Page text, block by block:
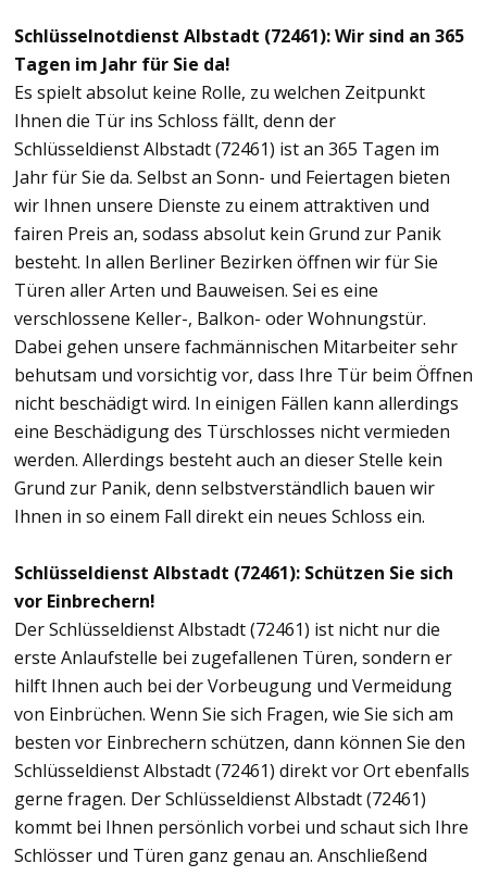
Schlüsselnotdienst Albstadt (72461): Wir sind an 365
Tagen im Jahr für Sie da!
Es spielt absolut keine Rolle, zu welchen Zeitpunkt
Ihnen die Tür ins Schloss fällt, denn der
Schlüsseldienst Albstadt (72461) ist an 365 Tagen im
Jahr für Sie da. Selbst an Sonn- und Feiertagen bieten
wir Ihnen unsere Dienste zu einem attraktiven und
fairen Preis an, sodass absolut kein Grund zur Panik
besteht. In allen Berliner Bezirken öffnen wir für Sie
Türen aller Arten und Bauweisen. Sei es eine
verschlossene Keller-, Balkon- oder Wohnungstür.
Dabei gehen unsere fachmännischen Mitarbeiter sehr
behutsam und vorsichtig vor, dass Ihre Tür beim Öffnen
nicht beschädigt wird. In einigen Fällen kann allerdings
eine Beschädigung des Türschlosses nicht vermieden
werden. Allerdings besteht auch an dieser Stelle kein
Grund zur Panik, denn selbstverständlich bauen wir
Ihnen in so einem Fall direkt ein neues Schloss ein.
Schlüsseldienst Albstadt (72461): Schützen Sie sich
vor Einbrechern!
Der Schlüsseldienst Albstadt (72461) ist nicht nur die
erste Anlaufstelle bei zugefallenen Türen, sondern er
hilft Ihnen auch bei der Vorbeugung und Vermeidung
von Einbrüchen. Wenn Sie sich Fragen, wie Sie sich am
besten vor Einbrechern schützen, dann können Sie den
Schlüsseldienst Albstadt (72461) direkt vor Ort ebenfalls
gerne fragen. Der Schlüsseldienst Albstadt (72461)
kommt bei Ihnen persönlich vorbei und schaut sich Ihre
Schlösser und Türen ganz genau an. Anschließend